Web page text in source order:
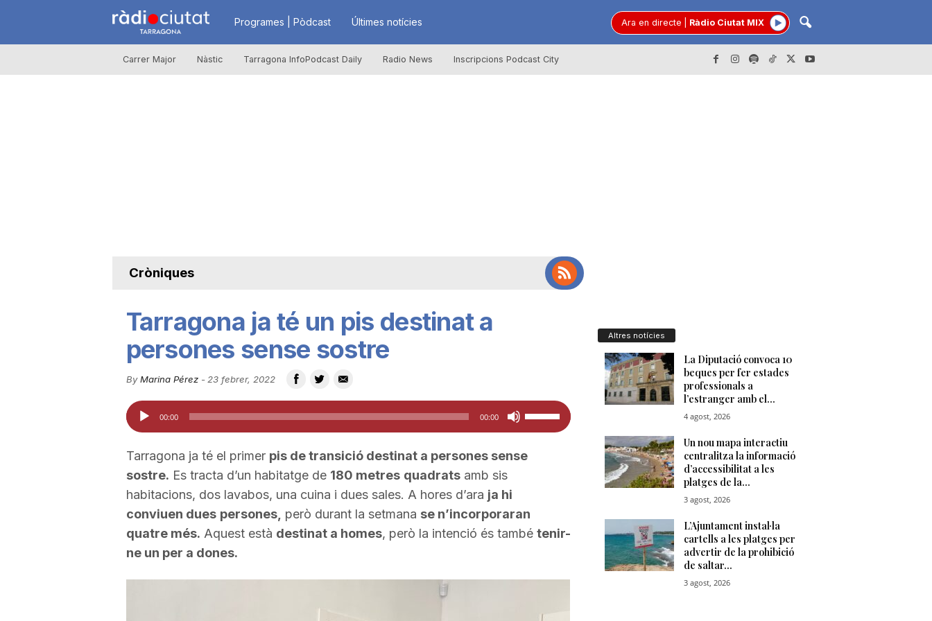
R
à
u
t
a
d
e
Programes | Pòdcast Últimes notícies Ara en directe Ràdio Ciutat MIX
Carrer Major Nàstic Tarragona InfoPodcast Daily Radio News Inscripcions Podcast City
Cròniques
Tarragona ja té un pis destinat a
persones sense sostre
By Marina Pérez- 23 febrer, 2022
Reproductor
d'àudio
00:00 00:00
Feu
servir
les
fletxa
cap
Tarragona ja té el primer pis de transició destinat a persones sense
sostre. Es tracta d’un habitatge de 180 metres quadratsamb sis
habitacions, dos lavabos, una cuina i dues sales. A hores d’ara ja hi
conviuen dues persones, però durant la setmana se n’incorporaran
quatre més. Aquest està destinat a homes, però la intenció és també tenir-
ne un per a dones.
Altres notícies